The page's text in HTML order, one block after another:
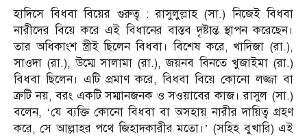
হাদিসে বিধবা বিয়ের গুরুত্ব : রাসুলুল্লাহ (সা.) নিজেই বিধবা
নারীদের বিয়ে করে এই বিধানের বাস্তব দৃষ্টান্ত স্থাপন করেছেন।
তার অধিকাংশ স্ত্রীই ছিলেন বিধবা। বিশেষ করে, খাদিজা (রা.),
সাওদা (রা.), উম্মে সালামা (রা.), জয়নব বিনতে খুজাইমা (রা.)
বিধবা ছিলেন। এটি প্রমাণ করে, বিধবা বিয়ে কোনো লজ্জা বা
ত্রুটি নয়, বরং একটি সম্মানজনক ও সওয়াবের কাজ। রাসুল (সা.)
বলেন, ‘যে ব্যক্তি কোনো বিধবা বা অসহায় নারীর দায়িত্ব গ্রহণ
করে, সে আল্লাহর পথে জিহাদকারীর মতো।’ (সহিহ বুখারি) এই